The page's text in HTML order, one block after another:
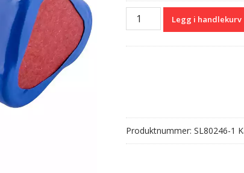
Batteri
Legg i handlekurv
Produktnummer: SL80246-1